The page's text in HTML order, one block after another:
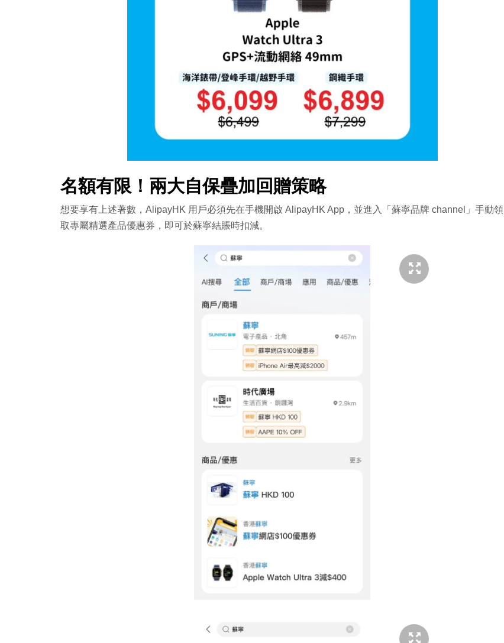
名額有限！兩大自保疊加回贈策略
想要享有上述著數，AlipayHK 用戶必須先在手機開啟 AlipayHK App，並進入「蘇寧品牌 channel」手動領
取專屬精選產品優惠券，即可於蘇寧結賬時扣減。